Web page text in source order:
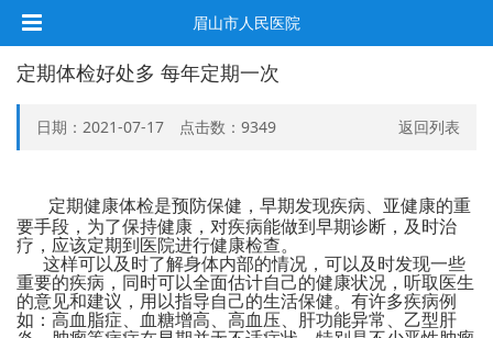
眉山市人民医院
定期体检好处多 每年定期一次
日期：2021-07-17 点击数： 9349 返回列表
定期健康体检是预防保健，早期发现疾病、亚健康的重
要手段，为了保持健康，对疾病能做到早期诊断，及时治
疗，应该定期到医院进行健康检查。
这样可以及时了解身体内部的情况，可以及时发现一些
重要的疾病，同时可以全面估计自己的健康状况，听取医生
的意见和建议，用以指导自己的生活保健。有许多疾病例
如：高血脂症、血糖增高、高血压、肝功能异常、乙型肝